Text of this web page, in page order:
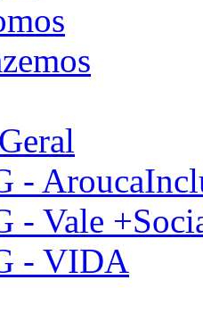
-
- Vale
- VIDA